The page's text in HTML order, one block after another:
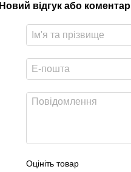
Новий відгук або коментар
Оцініть товар